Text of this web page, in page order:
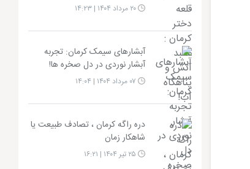
۲۰ مرداد ۱۴۰۴ | ۱۴:۲۳
آبشارهای سیمک کرمان: تجربه
آبشار نوردی در دل صخره ها!
دره راگه کرمان ، تصادف طبیعت یا
شاهکار زمان